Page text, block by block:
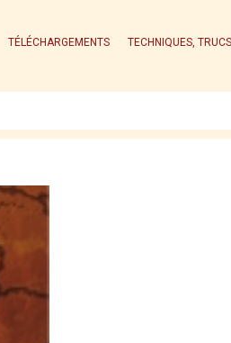
TÉLÉCHARGEMENTS TECHNIQUES,